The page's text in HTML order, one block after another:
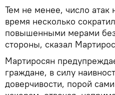
Тем не менее, число атак
время несколько
повышенными мерами
стороны, сказал
Мартиросян
граждане, в силу
доверчивости, порой